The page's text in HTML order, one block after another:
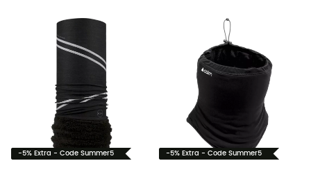
-5% Extra - Code Summer5 -5% Extra - Code Summer5